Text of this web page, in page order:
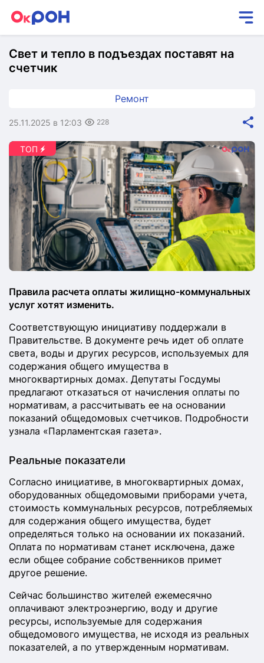
Свет и тепло в подъездах поставят на
счетчик
Ремонт
25.11.2025 в 12:03 228
Правила расчета оплаты жилищно-коммунальных
услуг хотят изменить.
Соответствующую инициативу поддержали в
Правительстве. В документе речь идет об оплате
света, воды и других ресурсов, используемых для
содержания общего имущества в
многоквартирных домах. Депутаты Госдумы
предлагают отказаться от начисления оплаты по
нормативам, а рассчитывать ее на основании
показаний общедомовых счетчиков. Подробности
узнала «Парламентская газета».
Реальные показатели
Согласно инициативе, в многоквартирных домах,
оборудованных общедомовыми приборами учета,
стоимость коммунальных ресурсов, потребляемых
для содержания общего имущества, будет
определяться только на основании их показаний.
Оплата по нормативам станет исключена, даже
если общее собрание собственников примет
другое решение.
Сейчас большинство жителей ежемесячно
оплачивают электроэнергию, воду и другие
ресурсы, используемые для содержания
общедомового имущества, не исходя из реальных
показателей, а по утвержденным нормативам.